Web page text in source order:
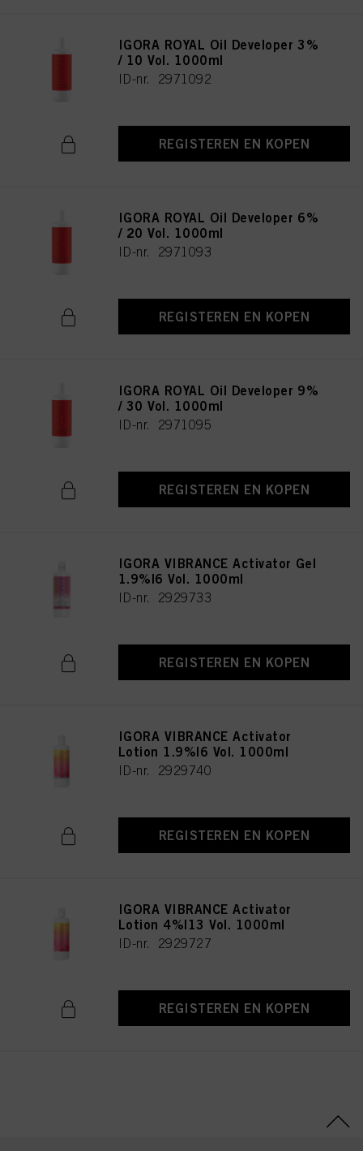
IGORA ROYAL Oil Developer 3%
/ 10 Vol. 1000ml
ID-nr. 2971092
REGISTEREN EN KOPEN
IGORA ROYAL Oil Developer 6%
/ 20 Vol. 1000ml
ID-nr. 2971093
REGISTEREN EN KOPEN
IGORA ROYAL Oil Developer 9%
/ 30 Vol. 1000ml
ID-nr. 2971095
REGISTEREN EN KOPEN
IGORA VIBRANCE Activator Gel
1.9%|6 Vol. 1000ml
ID-nr. 2929733
REGISTEREN EN KOPEN
IGORA VIBRANCE Activator
Lotion 1.9%|6 Vol. 1000ml
ID-nr. 2929740
REGISTEREN EN KOPEN
IGORA VIBRANCE Activator
Lotion 4%|13 Vol. 1000ml
ID-nr. 2929727
REGISTEREN EN KOPEN